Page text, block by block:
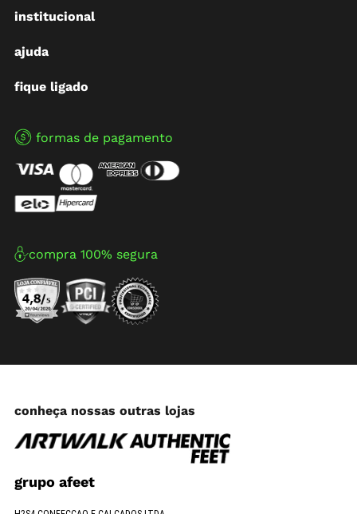
institucional
ajuda
fique ligado
formas de pagamento
compra 100% segura
conheça nossas outras lojas
grupo afeet